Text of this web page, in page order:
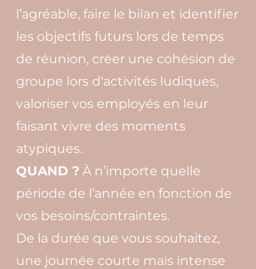
l’agréable, faire le bilan et identifier
les objectifs futurs lors de temps
de réunion, créer une cohésion de
groupe lors d'activités ludiques,
valoriser vos employés en leur
faisant vivre des moments
atypiques.
QUAND ? À n’importe quelle
période de l’année en fonction de
vos besoins/contraintes.
De la durée que vous souhaitez,
une journée courte mais intense